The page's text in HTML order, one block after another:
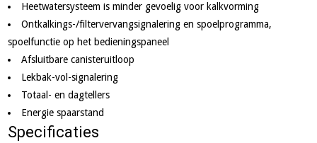
Heetwatersysteem is minder gevoelig voor kalkvorming
Ontkalkings-/filtervervangsignalering en spoelprogramma,
spoelfunctie op het bedieningspaneel
Afsluitbare canisteruitloop
Lekbak-vol-signalering
Totaal- en dagtellers
Energie spaarstand
Specificaties